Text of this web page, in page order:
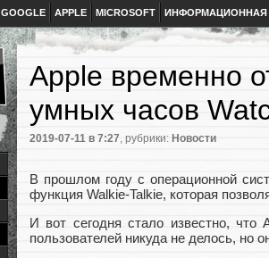
GOOGLE APPLE MICROSOFT ИНФОРМАЦИОННАЯ
Apple временно
умных часов
2019-07-11 в 7:27, рубрики: Новости
В прошлом году с операционной
функция Walkie-Talkie, которая
И вот сегодня стало известно,
пользователей никуда не делось, но